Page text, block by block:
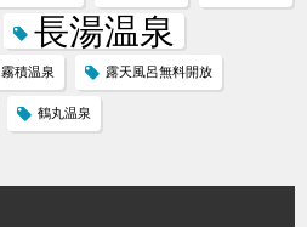
長湯温泉
霧積温泉 露天風呂無料開放
鶴丸温泉